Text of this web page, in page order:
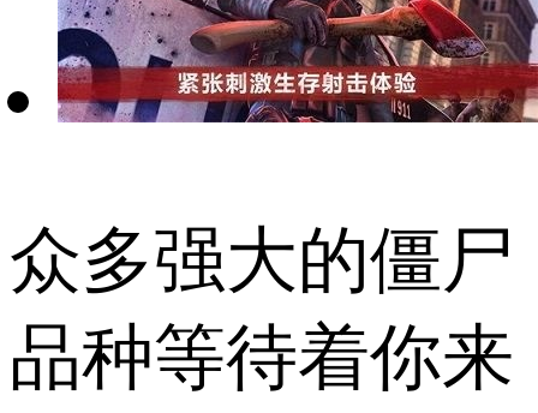
众多强大的僵尸
品种等待着你来